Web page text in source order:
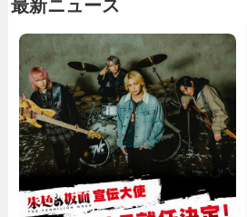
最新ニュース